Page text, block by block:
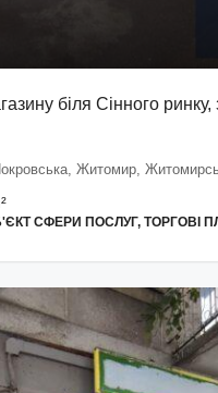
біля Сінного
Житомир,
СФЕРИ ПОСЛУГ, ТОРГОВІ